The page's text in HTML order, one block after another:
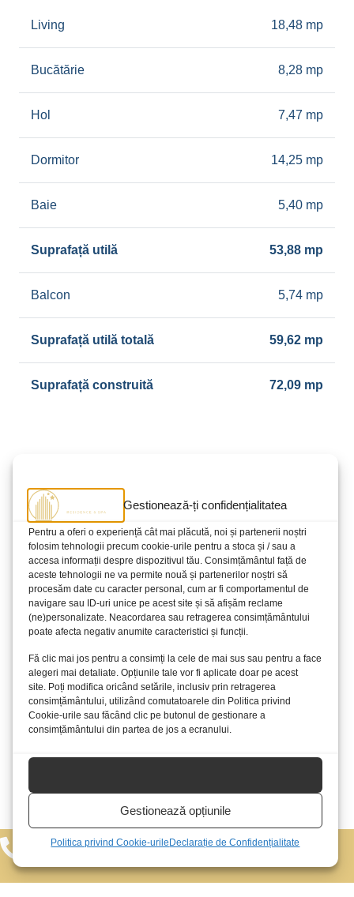
Gestionează-ți confidențialitatea
Pentru a oferi o experiență cât mai plăcută, noi și partenerii noștri
folosim tehnologii precum cookie-urile pentru a stoca și / sau a
accesa informații despre dispozitivul tău. Consimțământul față de
aceste tehnologii ne va permite nouă și partenerilor noștri să
procesăm date cu caracter personal, cum ar fi comportamentul de
navigare sau ID-uri unice pe acest site și să afișăm reclame
(ne)personalizate. Neacordarea sau retragerea consimțământului
poate afecta negativ anumite caracteristici și funcții.
Fă clic mai jos pentru a consimți la cele de mai sus sau pentru a face
alegeri mai detaliate. Opțiunile tale vor fi aplicate doar pe acest
site. Poți modifica oricând setările, inclusiv prin retragerea
consimțământului, utilizând comutatoarele din Politica privind
Cookie-urile sau făcând clic pe butonul de gestionare a
consimțământului din partea de jos a ecranului.
Gestionează opțiunile
Politica privind Cookie-urile Declarație de Confidențialitate
Living 18,48 mp
Bucătărie 8,28 mp
Hol 7,47 mp
Dormitor 14,25 mp
Baie 5,40 mp
Suprafață utilă 53,88 mp
Balcon 5,74 mp
Suprafață utilă totală 59,62 mp
Suprafață construită 72,09 mp
Bloc Apt. Disponibilitate
3 5 Parter Vândut
3 11 Etaj 1 Vândut
3 17 Etaj 2 Vândut
3 23 Etaj 3 Vândut
3 29 Etaj 4 Vândut
3 35 Etaj 5 Vândut